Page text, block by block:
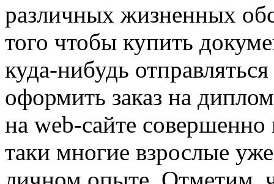
различных жизненных
того чтобы купить
куда-нибудь
оформить заказ на
на web-сайте
таки многие взрослые